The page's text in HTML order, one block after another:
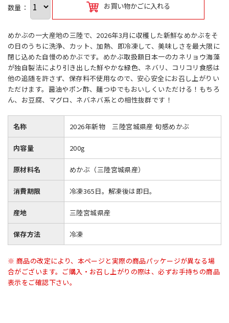
数量： お買い物かごに入れる
めかぶの一大産地の三陸で、2026年3月に収穫した新鮮なめかぶをそ
の日のうちに洗浄、カット、加熱、即冷凍して、美味しさを最大限に
閉じ込めた自慢のめかぶです。めかぶ取扱額日本一のカネリョウ海藻
が独自製法により引き出した鮮やかな緑色、ネバリ、コリコリ食感は
他の追随を許さず、保存料不使用なので、安心安全にお召し上がりい
ただけます。醤油やポン酢、麺つゆでもおいしくいただける！もちろ
ん、お豆腐、マグロ、ネバネバ系との相性抜群です！
名称 2026年新物 三陸宮城県産 旬感めかぶ
内容量 200g
原材料名 めかぶ（三陸宮城県産）
消費期限 冷凍365日。解凍後は即日。
産地 三陸宮城県産
保存方法 冷凍
※ 商品の改定により、本ページと実際の商品パッケージが異なる場
合がございます。ご購入・お召し上がりの際は、必ずお手持ちの商品
表示をご確認下さい。